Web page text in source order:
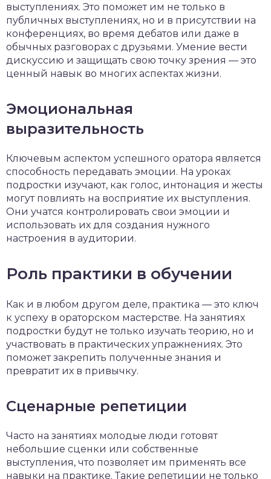
выступлениях. Это поможет им не только в
публичных выступлениях, но и в присутствии на
конференциях, во время дебатов или даже в
обычных разговорах с друзьями. Умение вести
дискуссию и защищать свою точку зрения — это
ценный навык во многих аспектах жизни.
Эмоциональная
выразительность
Ключевым аспектом успешного оратора является
способность передавать эмоции. На уроках
подростки изучают, как голос, интонация и жесты
могут повлиять на восприятие их выступления.
Они учатся контролировать свои эмоции и
использовать их для создания нужного
настроения в аудитории.
Роль практики в обучении
Как и в любом другом деле, практика — это ключ
к успеху в ораторском мастерстве. На занятиях
подростки будут не только изучать теорию, но и
участвовать в практических упражнениях. Это
поможет закрепить полученные знания и
превратит их в привычку.
Сценарные репетиции
Часто на занятиях молодые люди готовят
небольшие сценки или собственные
выступления, что позволяет им применять все
навыки на практике. Такие репетиции не только